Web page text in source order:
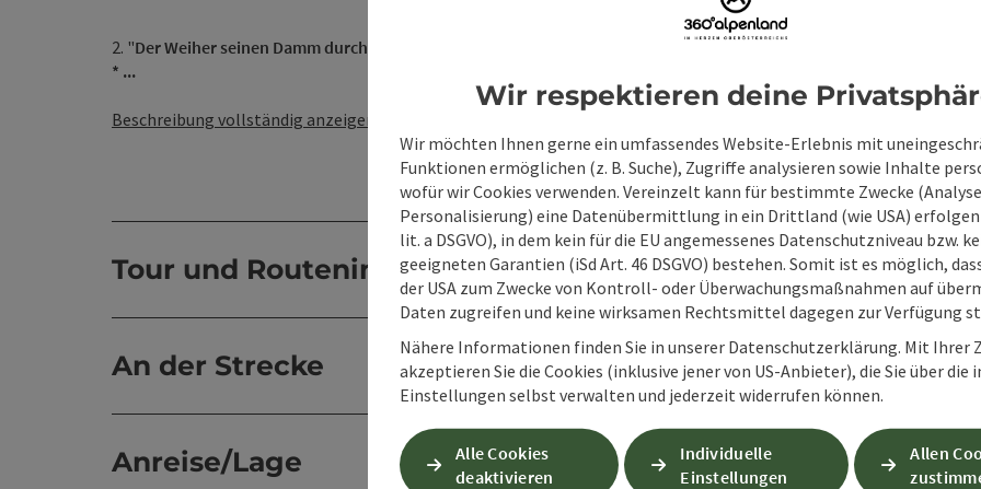
2. "Der Weiher seinen Damm durchbrach..."
* ...
Beschreibung vollständig anzeigen
Tour und Routeninformationen
An der Strecke
Anreise/Lage
Wir respektieren deine
Wir möchten Ihnen gerne ein umfassendes Website-Erlebnis mit
Funktionen ermöglichen (z. B. Suche), Zugriffe analysieren sowie Inhalte
wofür wir Cookies verwenden. Vereinzelt kann für bestimmte Zwecke
Personalisierung) eine Datenübermittlung in ein Drittland (wie USA) erfolgen
lit. a DSGVO), in dem kein für die EU angemessenes Datenschutzniveau bzw.
geeigneten Garantien (iSd Art. 46 DSGVO) bestehen. Somit ist es möglich,
der USA zum Zwecke von Kontroll- oder Überwachungsmaßnahmen auf
Daten zugreifen und keine wirksamen Rechtsmittel dagegen zur Verfügung
Nähere Informationen finden Sie in unserer Datenschutzerklärung. Mit Ihrer
akzeptieren Sie die Cookies (inklusive jener von US-Anbieter), die Sie über die
Einstellungen selbst verwalten und jederzeit widerrufen können.
Alle Cookies
deaktivieren
Individuelle
Einstellungen
Allen